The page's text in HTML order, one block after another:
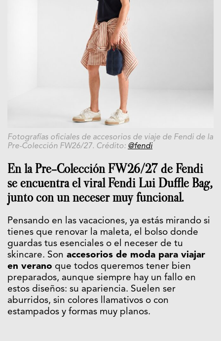
Fotografías oficiales de accesorios de viaje de Fendi de la
Pre-Colección FW26/27. Crédito: @fendi
En la Pre-Colección FW26/27 de Fendi
se encuentra el viral Fendi Lui Duffle Bag,
junto con un neceser muy funcional.
Pensando en las vacaciones, ya estás mirando si
tienes que renovar la maleta, el bolso donde
guardas tus esenciales o el neceser de tu
skincare. Son accesorios de moda para viajar
en verano que todos queremos tener bien
preparados, aunque siempre hay un fallo en
estos diseños: su apariencia. Suelen ser
aburridos, sin colores llamativos o con
estampados y formas muy planos.